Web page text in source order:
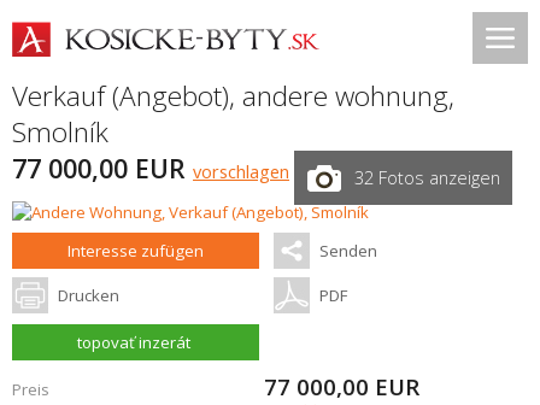
Verkauf (Angebot), andere wohnung,
Smolník
77 000,00 EUR vorschlagen 32 Fotos anzeigen
Interesse zufügen Senden
Drucken PDF
topovať inzerát
Preis 77 000,00 EUR